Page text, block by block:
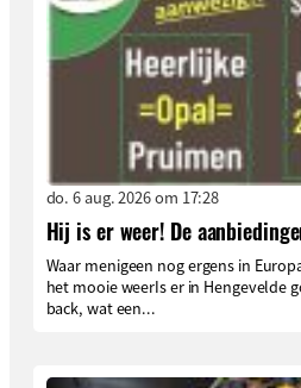
do. 6 aug. 2026 om 17:28
Hij is er weer! De
Waar menigeen nog ergens in
het mooie weerIs er in Hengevelde
back, wat een...